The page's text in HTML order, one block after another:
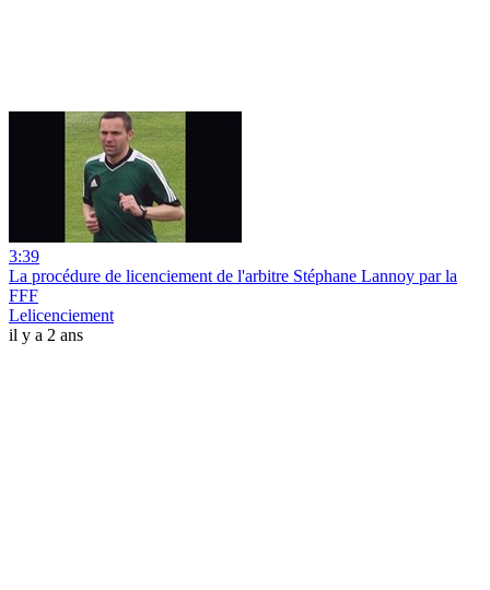
3:39
La procédure de licenciement de l'arbitre Stéphane Lannoy par la
FFF
Lelicenciement
il y a 2 ans